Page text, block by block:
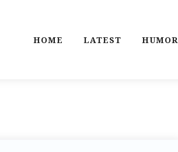
HOME LATEST HUMOR